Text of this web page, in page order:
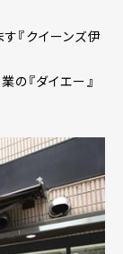
『クイーンズ伊
『ダイエー』